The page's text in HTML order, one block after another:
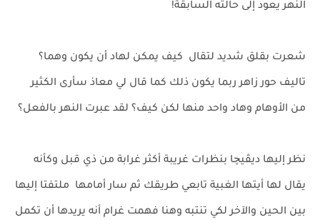
النهر يعود إلى حالته السابقة!
شعرت بقلق شديد لتقال كيف يمكن لهاد أن يكون وهما؟
تاليف حور زاهر ربما يكون ذلك كما قال لي معاذ سأرى الكثير
من الأوهام وهاد واحد منها لكن كيف؟ لقد عبرت النهر بالفعل؟
نظر إليها ديڤيچا بنظرات غريبة أكثر غرابة من ذي قبل وكأنه
يقال لها أيتها الغبية تابعي طريقك ثم سار أمامها ملتفتا إليها
بين الحين والآخر لكي تنتبه وهنا فهمت غرام أنه يريدها أن تكمل